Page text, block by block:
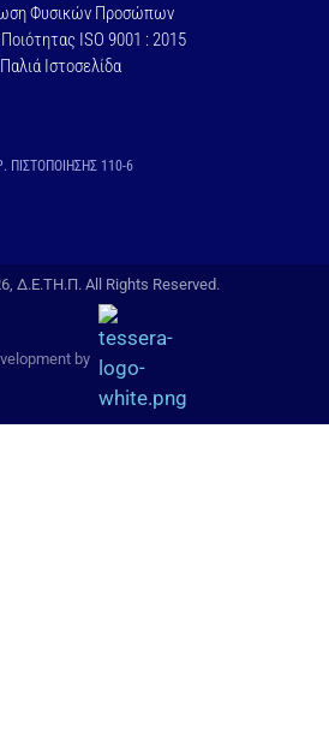
Φυσικών Προσώπων
ISO 9001 : 2015
Παλιά Ιστοσελίδα
ΠΙΣΤΟΠΟΙΗΣΗΣ 110-6
Δ.Ε.ΤΗ.Π. All Rights Reserved.
by